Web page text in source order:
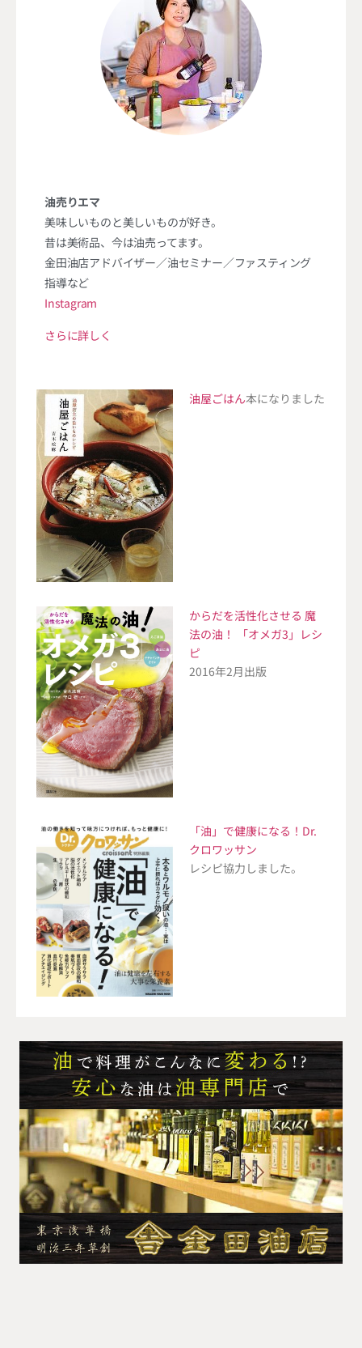
油売りエマ
美味しいものと美しいものが好き。
昔は美術品、今は油売ってます。
金田油店アドバイザー／油セミナー／ファスティング
指導など
Instagram
さらに詳しく
油屋ごはん本になりました
からだを活性化させる 魔
法の油！ 「オメガ3」レシ
ピ
2016年2月出版
「油」で健康になる！Dr.
クロワッサン
レシピ協力しました。